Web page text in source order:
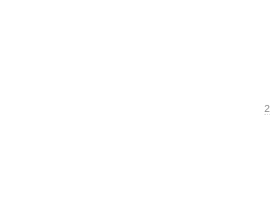
2